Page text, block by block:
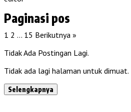
Paginasi pos
1 2 … 15 Berikutnya »
Tidak Ada Postingan Lagi.
Tidak ada lagi halaman untuk dimuat.
Selengkapnya